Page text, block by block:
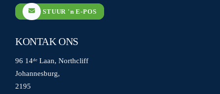
STUUR 'n E-POS
KONTAK ONS
96 14ᵈᵉ Laan, Northcliff
Johannesburg,
2195